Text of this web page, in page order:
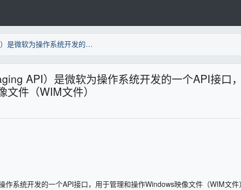
WIMGAPI（Windows Imaging API）是微软为操作系统开发的一个API接口，用于管理和操作Windows映像文件（WIM文件）
API）是微软为操作系统开发的一个API接口
件（WIM文件）
系统开发的一个API接口，用于管理和操作Windows映像文件（WIM文件